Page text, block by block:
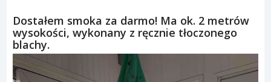
Dostałem smoka za darmo! Ma ok. 2 metrów
wysokości, wykonany z ręcznie tłoczonego
blachy.